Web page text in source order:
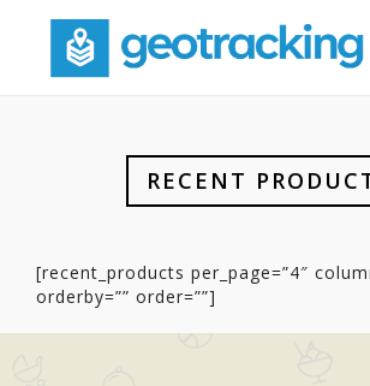
RECENT
[recent_products per_page=”4″
orderby=”” order=””]